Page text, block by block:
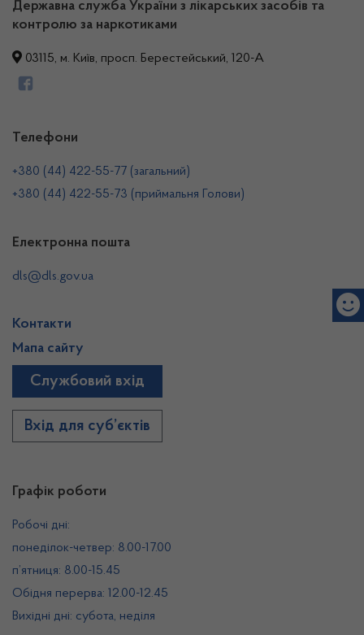
Державна служба України з лікарських засобів та
контролю за наркотиками
03115, м. Київ, просп. Берестейський, 120-А
Графік роботи
Робочі дні:
понеділок-четвер: 8.00-17.00
п’ятниця: 8.00-15.45
Обідня перерва: 12.00-12.45
Вихідні дні: субота, неділя
Телефони
+380 (44) 422-55-77 (загальний)
+380 (44) 422-55-73 (приймальня Голови)
Електронна пошта
dls@dls.gov.ua
Контакти
Мапа сайту
Службовий вхід
Вхід для суб’єктів